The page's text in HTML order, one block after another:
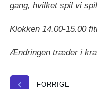
gang, hvilket spil vi
Klokken 14.00-15.00
Ændringen træder i
FORRIGE